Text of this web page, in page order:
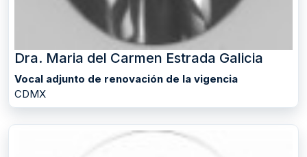
Dra. Maria del Carmen Estrada Galicia
Vocal adjunto de renovación de la vigencia
CDMX